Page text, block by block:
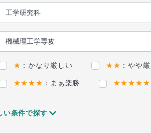
★ ：かなり厳しい ★★ ：やや
★★★★ ：まぁ楽勝 ★★★★★
い条件で探す